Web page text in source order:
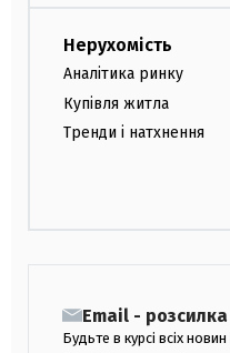
Нерухомість
Аналітика ринку
Купівля житла
Тренди і натхнення
Email - розсилка
Будьте в курсі всіх